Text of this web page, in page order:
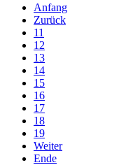
Anfang
Zurück
11
12
13
14
15
16
17
18
19
Weiter
Ende